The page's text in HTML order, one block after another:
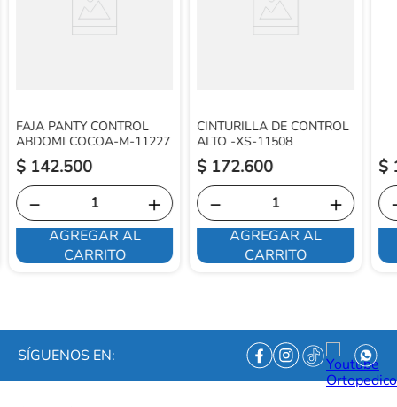
FAJA PANTY CONTROL
ABDOMI COCOA-M-11227
$ 142.500
＋
－
AGREGAR AL
CARRITO
CINTURILLA DE CONTROL
ALTO -XS-11508
$ 172.600
＋
－
AGREGAR AL
CARRITO
$
SÍGUENOS EN: